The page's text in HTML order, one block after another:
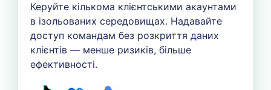
Керуйте кількома клієнтськими акаунтами
в ізольованих середовищах. Надавайте
доступ командам без розкриття даних
клієнтів — менше ризиків, більше
ефективності.